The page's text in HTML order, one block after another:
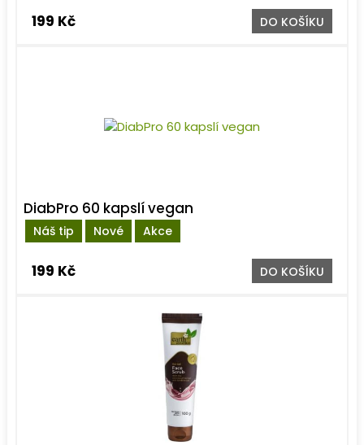
199 Kč DO KOŠÍKU
Náš tip Nové Akce
DiabPro 60 kapslí vegan
199 Kč DO KOŠÍKU